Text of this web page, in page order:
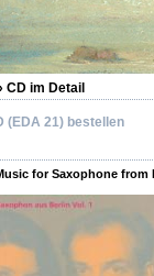
CD im Detail
(EDA 21) bestellen
for Saxophone from